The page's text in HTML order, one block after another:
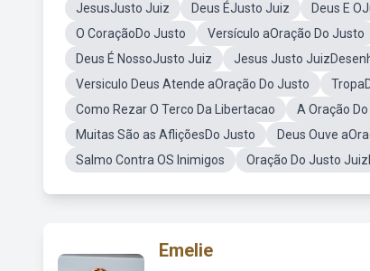
JesusJusto Juiz Deus ÉJusto Juiz Deus E
O CoraçãoDo Justo
Versículo aOração Do Justo
Deus É NossoJusto Juiz
Jesus Justo
Versiculo Deus Atende aOração Do Justo
Como Rezar O Terco Da Libertacao
A Oração
Muitas São as AfliçõesDo Justo
Deus Ouve
Salmo Contra OS Inimigos
Oração Do Justo
Emelie